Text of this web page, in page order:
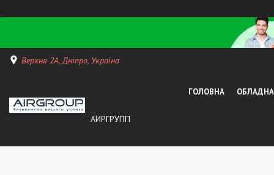
Верхня 2А, Дніпро, Україна
АИРГРУПП
ГОЛОВНА